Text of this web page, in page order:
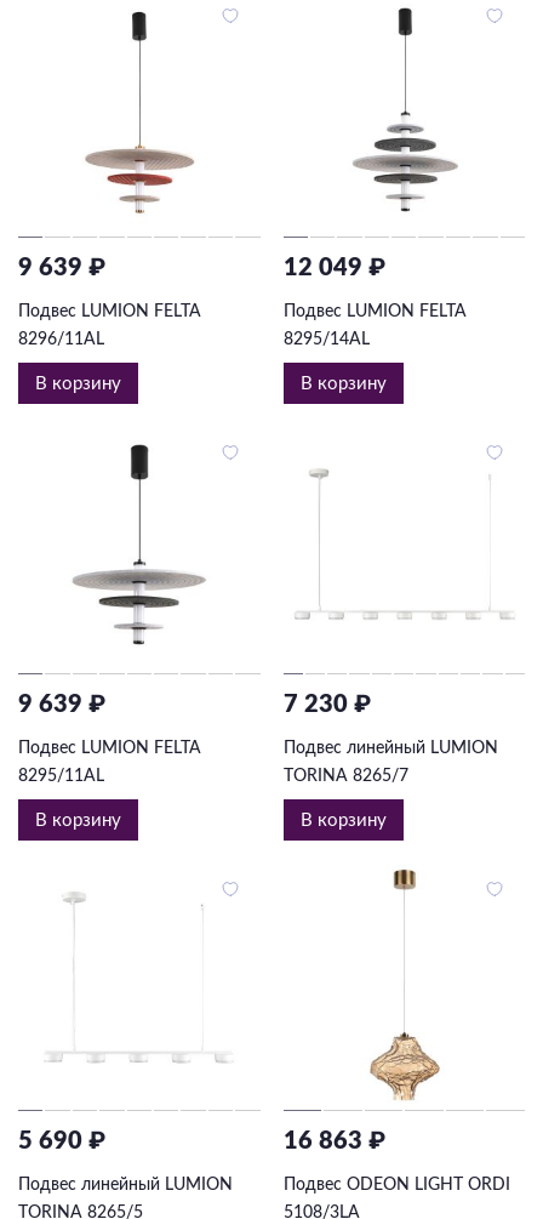
9 639 ₽
Подвес LUMION FELTA
8296/11AL
В корзину
12 049 ₽
Подвес LUMION FELTA
8295/14AL
В корзину
9 639 ₽
Подвес LUMION FELTA
8295/11AL
В корзину
7 230 ₽
Подвес линейный LUMION
TORINA 8265/7
В корзину
5 690 ₽
Подвес линейный LUMION
TORINA 8265/5
16 863 ₽
Подвес ODEON LIGHT ORDI
5108/3LA